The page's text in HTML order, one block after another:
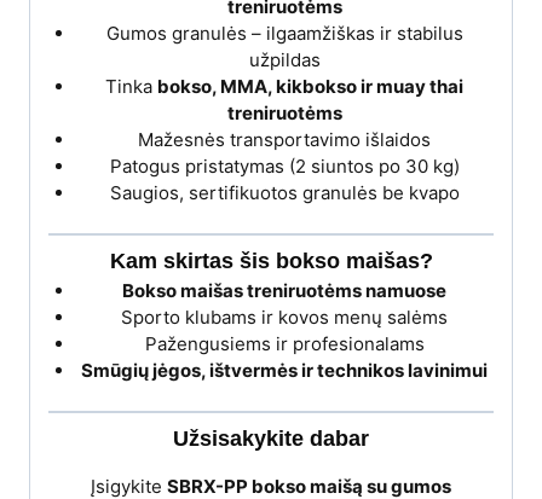
treniruotėms
Gumos granulės – ilgaamžiškas ir stabilus
užpildas
Tinka bokso, MMA, kikbokso ir muay thai
treniruotėms
Mažesnės transportavimo išlaidos
Patogus pristatymas (2 siuntos po 30 kg)
Saugios, sertifikuotos granulės be kvapo
Kam skirtas šis bokso maišas?
Bokso maišas treniruotėms namuose
Sporto klubams ir kovos menų salėms
Pažengusiems ir profesionalams
Smūgių jėgos, ištvermės ir technikos lavinimui
Užsisakykite dabar
Įsigykite SBRX-PP bokso maišą su gumos